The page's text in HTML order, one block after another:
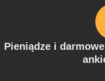
Pieniądze i